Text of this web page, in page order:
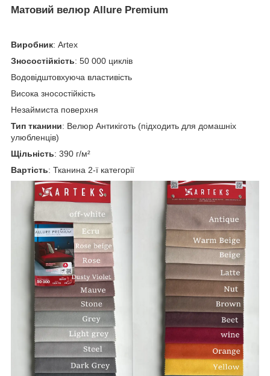
Матовий велюр Allure Premium
Виробник: Artex
Зносостійкість: 50 000 циклів
Водовідштовхуюча властивість
Висока зносостійкість
Незаймиста поверхня
Тип тканини: Велюр Антикіготь (підходить для домашніх
улюбленців)
Щільність: 390 г/м²
Вартість: Тканина 2-ї категорії